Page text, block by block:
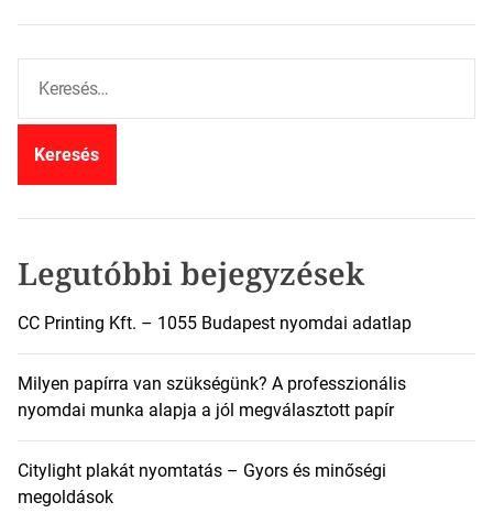
r
Legutóbbi bejegyzések
CC Printing Kft. – 1055 Budapest nyomdai adatlap
Milyen papírra van szükségünk? A professzionális
nyomdai munka alapja a jól megválasztott papír
Citylight plakát nyomtatás – Gyors és minőségi
megoldások